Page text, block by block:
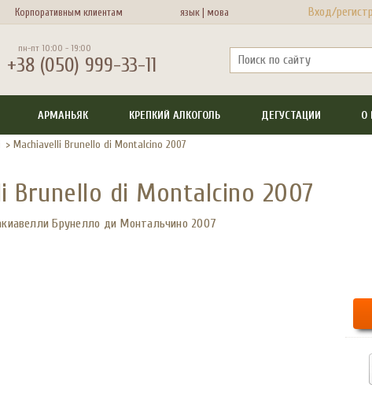
Корпоративным клиентам язык |мова Вход/
пн-пт 10:00 - 19:00
+38 (050) 999-33-11
АРМАНЬЯК КРЕПКИЙ АЛКОГОЛЬ ДЕГУСТАЦИИ О
> Machiavelli Brunello di Montalcino 2007
Brunello di Montalcino 2007
Брунелло ди Монтальчино 2007